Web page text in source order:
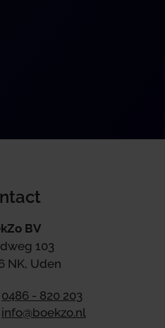
BV
103
NK, Uden
0486 - 820 203
info@boekzo.nl